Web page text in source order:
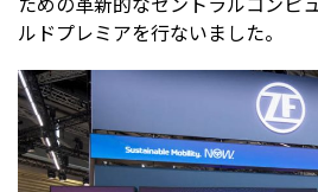
ルドプレミアを行ないました。